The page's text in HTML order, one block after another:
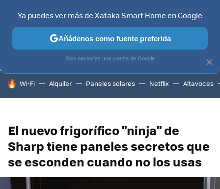
TELEVISORES CONTENIDOS SMART TV SELECCIÓN
HOY SE HABLA DE
Wi-Fi Alquiler Paneles solares Netflix Altavoces
El nuevo frigorífico "ninja" de
Sharp tiene paneles secretos que
se esconden cuando no los usas
×
Ya puedes ver más de Xataka Smart Home en Google
Añádenos como fuente preferida
Solo necesitas una cuenta de Google